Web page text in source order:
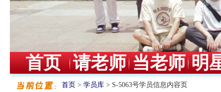
首页 请老师 当老师 明
首页 > 学员库 > S-5063号学员信息内容页